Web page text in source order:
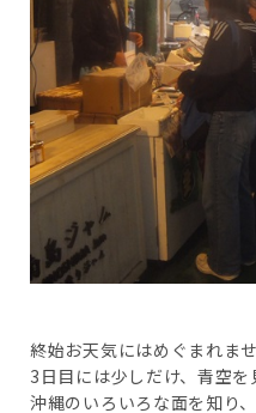
終始お天気にはめぐまれま
3日目には少しだけ、青空を
沖縄のいろいろな面を知り、